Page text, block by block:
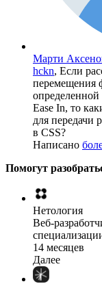
Марти
hckn, Если
перемещения
Ease In, то
для передачи
в CSS?
Написано
Помогут
Нетология
Веб-
14 месяцев
Далее